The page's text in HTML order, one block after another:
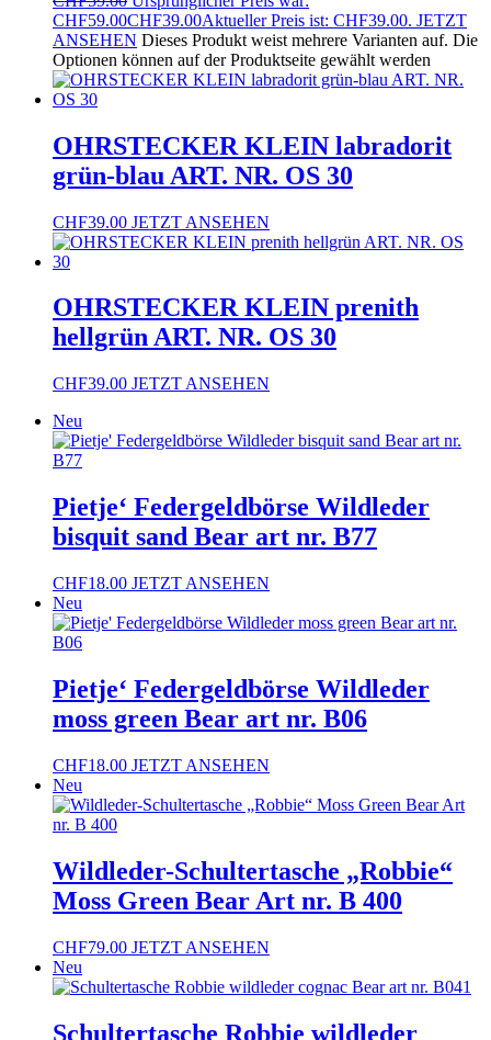
CHF59.00CHF39.00Aktueller Preis ist: CHF39.00. JETZT
ANSEHEN Dieses Produkt weist mehrere Varianten auf. Die
Optionen können auf der Produktseite gewählt werden
OHRSTECKER KLEIN labradorit
grün-blau ART. NR. OS 30
CHF39.00 JETZT ANSEHEN
OHRSTECKER KLEIN prenith
hellgrün ART. NR. OS 30
CHF39.00 JETZT ANSEHEN
Neu
Pietje‘ Federgeldbörse Wildleder
bisquit sand Bear art nr. B77
CHF18.00 JETZT ANSEHEN
Neu
Pietje‘ Federgeldbörse Wildleder
moss green Bear art nr. B06
CHF18.00 JETZT ANSEHEN
Neu
Wildleder-Schultertasche „Robbie“
Moss Green Bear Art nr. B 400
CHF79.00 JETZT ANSEHEN
Neu
Schultertasche Robbie wildleder